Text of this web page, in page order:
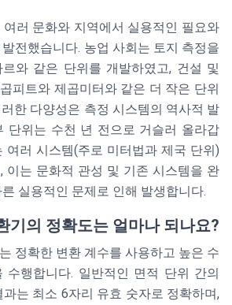
러 문화와 지역에서 실용적인 필요와
전했습니다. 농업 사회는 토지 측정을
와 같은 단위를 개발하였고, 건설 및
피트와 제곱미터와 같은 더 작은 단위
한 다양성은 측정 시스템의 역사적 발
단위는 수천 년 전으로 거슬러 올라갑
여러 시스템(주로 미터법과 제국 단위)
이는 문화적 관성 및 기존 시스템을 완
실용적인 문제로 인해 발생합니다.
기의 정확도는 얼마나 되나요?
정확한 변환 계수를 사용하고 높은 수
수행합니다. 일반적인 면적 단위 간의
는 최소 6자리 유효 숫자로 정확하며,